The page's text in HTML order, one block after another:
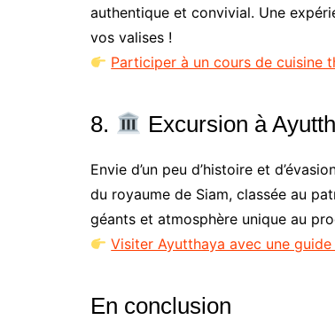
authentique et convivial. Une
vos valises !
Participer à un cours de cuisine
8. Excursion à
Envie d’un peu d’histoire et
du royaume de Siam, classée au
géants et atmosphère unique au
Visiter Ayutthaya avec une
En conclusion